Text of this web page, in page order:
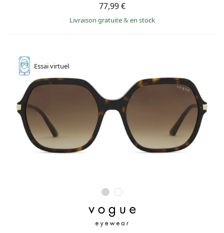
77,99 €
Livraison gratuite& en stock
Essaivirtuel